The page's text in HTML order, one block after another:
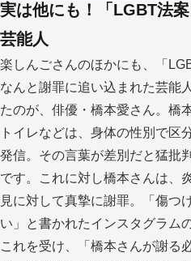
実は他にも！「LGBT法
芸能人
楽しんごさんのほかにも、「
なんと謝罪に追い込まれた芸能
たのが、俳優・橋本愛さん。橋
トイレなどは、身体の性別で区
発信。その言葉が差別だと猛批
です。これに対し橋本さんは、
見に対して真摯に謝罪。「傷つ
い」と書かれたインスタグラム
これを受け、「橋本さんが謝る